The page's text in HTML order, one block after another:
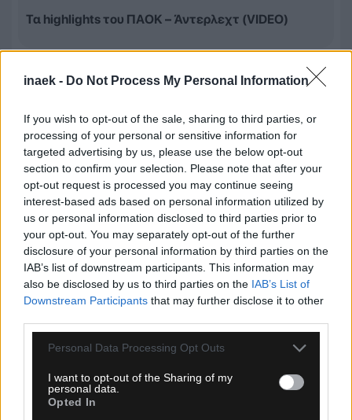
inaek - Do Not Process My Personal Information
If you wish to opt-out of the sale, sharing to third parties, or
processing of your personal or sensitive information for
targeted advertising by us, please use the below opt-out
section to confirm your selection. Please note that after your
opt-out request is processed you may continue seeing
interest-based ads based on personal information utilized by
us or personal information disclosed to third parties prior to
your opt-out. You may separately opt-out of the further
disclosure of your personal information by third parties on the
IAB’s list of downstream participants. This information may
also be disclosed by us to third parties on the IAB’s List of
Downstream Participants that may further disclose it to other
Please note that this website/app uses one or more Google
not limited to your visit or usage behaviour. You may click to
grant or deny consent to Google and its third-party tags to
use your data for below specified purposes in below Google
Personal Data Processing Opt Outs
I want to opt-out of the Sharing of my
personal data.
Opted In
Τα highlights του ΠΑΟΚ – Άντερλεχτ (VIDEO)
06.08.2026, 22:49
την Άντερλεχτ στην Τούμπα